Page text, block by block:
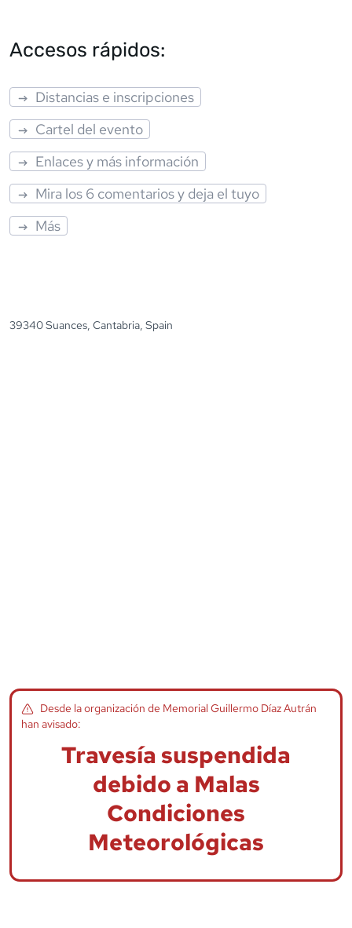
Accesos rápidos:
Distancias e inscripciones
Cartel del evento
Enlaces y más información
Mira los 6 comentarios y deja el tuyo
Más
39340 Suances, Cantabria, Spain
Desde la organización de Memorial Guillermo Díaz Autrán
han avisado:
Travesía suspendida
debido a Malas
Condiciones
Meteorológicas